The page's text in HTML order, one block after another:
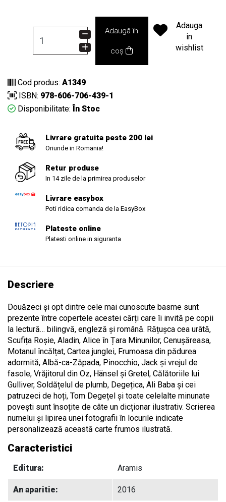
Adaugă în
coș
Adauga
in
wishlist
Cod produs: A1349
ISBN: 978-606-706-439-1
Disponibilitate: În Stoc
Livrare gratuita peste 200 lei
Oriunde in Romania!
Retur produse
In 14 zile de la primirea produselor
Livrare easybox
Poti ridica comanda de la EasyBox
Plateste online
Platesti online in siguranta
Descriere
Douăzeci și opt dintre cele mai cunoscute basme sunt
prezente între copertele acestei cărți care îi invită pe copii
la lectură… bilingvă, engleză și română. Rățușca cea urâtă,
Scufița Roșie, Aladin, Alice în Țara Minunilor, Cenușăreasa,
Motanul încălțat, Cartea junglei, Frumoasa din pădurea
adormită, Albă-ca-Zăpada, Pinocchio, Jack și vrejul de
fasole, Vrăjitorul din Oz, Hänsel și Gretel, Călătoriile lui
Gulliver, Soldățelul de plumb, Degețica, Ali Baba și cei
patruzeci de hoți, Tom Degețel și toate celelalte minunate
povești sunt însoțite de câte un dicționar ilustrativ. Scrierea
numelui și lipirea unei fotografii în locurile indicate
personalizează această carte frumos ilustrată.
Caracteristici
Editura: Aramis
An aparitie: 2016